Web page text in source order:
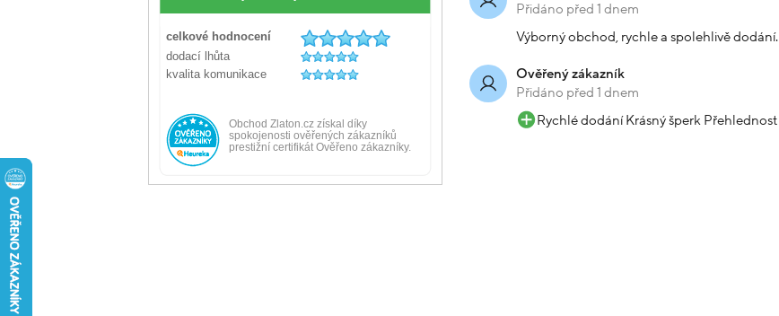
Přidáno před 1 dnem
Výborný obchod, rychle a spolehlivě dodání.
Ověřený zákazník
Přidáno před 1 dnem
Rychlé dodání Krásný šperk Přehlednost